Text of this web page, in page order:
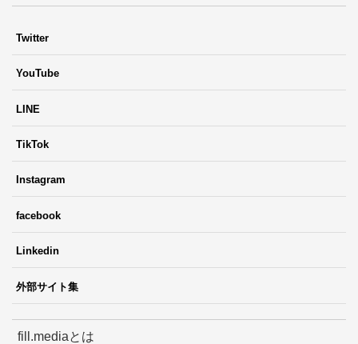
Twitter
YouTube
LINE
TikTok
Instagram
facebook
Linkedin
外部サイト集
fill.mediaとは